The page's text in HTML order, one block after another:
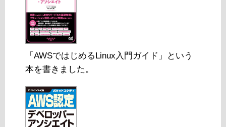
「AWSではじめるLinux入門ガイド」という
本を書きました。